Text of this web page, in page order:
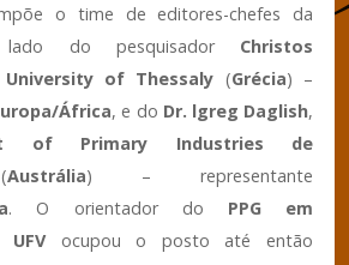
o time de editores-chefes da
lado do pesquisador Christos
University of Thessaly (Grécia) –
África, e do Dr. lgreg Daglish,
of Primary Industries de
Austrália) – representante
. O orientador do PPG em
ocupou o posto até então